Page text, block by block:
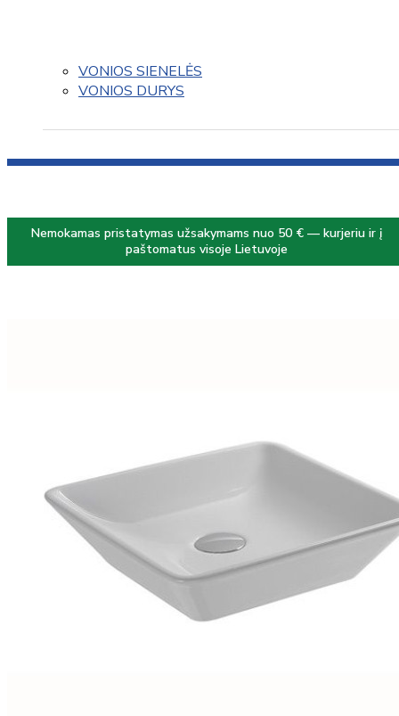
VONIOS SIENELĖS
VONIOS DURYS
Nemokamas pristatymas užsakymams nuo 50 € — kurjeriu ir į
paštomatus visoje Lietuvoje